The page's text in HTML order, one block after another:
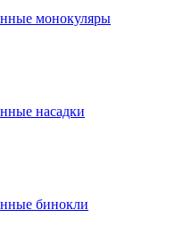
монокуляры
насадки
бинокли